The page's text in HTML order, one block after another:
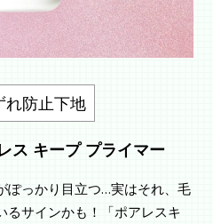
れ防止下地
ス キープ プライマー
ぽっかり目立つ…実はそれ、毛
るサインかも！「ポアレスキ